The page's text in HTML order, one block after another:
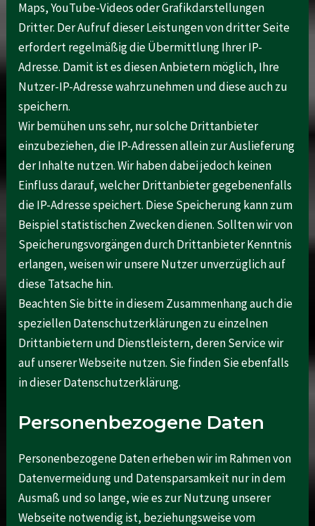
Maps, YouTube-Videos oder Grafikdarstellungen
Dritter. Der Aufruf dieser Leistungen von dritter Seite
erfordert regelmäßig die Übermittlung Ihrer IP-
Adresse. Damit ist es diesen Anbietern möglich, Ihre
Nutzer-IP-Adresse wahrzunehmen und diese auch zu
speichern.
Wir bemühen uns sehr, nur solche Drittanbieter
einzubeziehen, die IP-Adressen allein zur Auslieferung
der Inhalte nutzen. Wir haben dabei jedoch keinen
Einfluss darauf, welcher Drittanbieter gegebenenfalls
die IP-Adresse speichert. Diese Speicherung kann zum
Beispiel statistischen Zwecken dienen. Sollten wir von
Speicherungsvorgängen durch Drittanbieter Kenntnis
erlangen, weisen wir unsere Nutzer unverzüglich auf
diese Tatsache hin.
Beachten Sie bitte in diesem Zusammenhang auch die
speziellen Datenschutzerklärungen zu einzelnen
Drittanbietern und Dienstleistern, deren Service wir
auf unserer Webseite nutzen. Sie finden Sie ebenfalls
in dieser Datenschutzerklärung.
Personenbezogene Daten
Personenbezogene Daten erheben wir im Rahmen von
Datenvermeidung und Datensparsamkeit nur in dem
Ausmaß und so lange, wie es zur Nutzung unserer
Webseite notwendig ist, beziehungsweise vom